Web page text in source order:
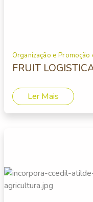
Organização e Promoção
FRUIT
Ler Mais